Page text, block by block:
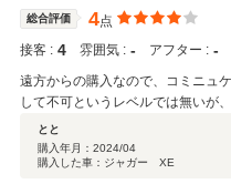
総合評価 4点
接客 : 4 雰囲気 : ‐ アフター : ‐
遠方からの購入なので、コミニュ
して不可というレベルでは無いが
とと
購入年月： 2024/04
購入した車：ジャガー XE